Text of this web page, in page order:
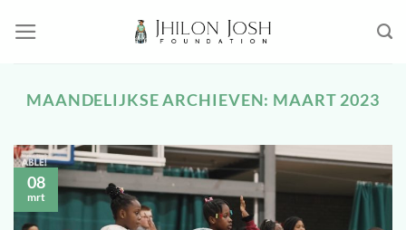
naar
MAANDELIJKSE ARCHIEVEN: MAART 2023
08
mrt